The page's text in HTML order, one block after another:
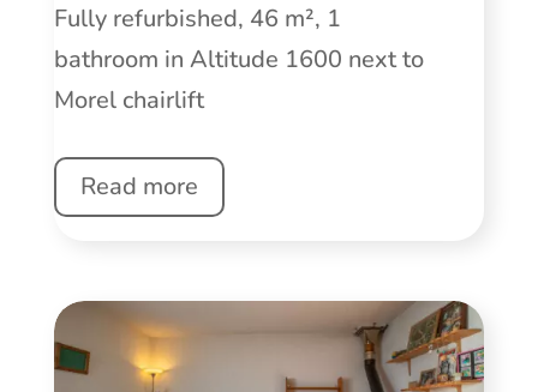
Fully refurbished, 46 m², 1
bathroom in Altitude 1600 next to
Morel chairlift
Read more